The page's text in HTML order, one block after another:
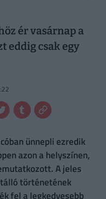
ér vasárnap a
eddig csak egy
ünnepli ezredik
azon a helyszínen,
A jeles
történetének
fel a legkedvesebb